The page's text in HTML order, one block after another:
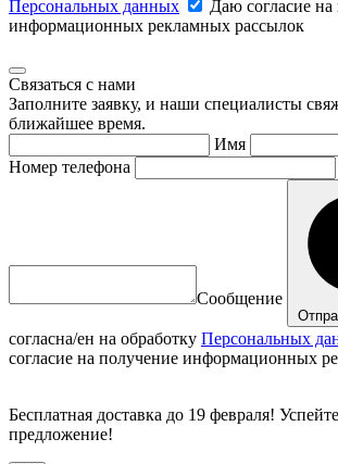
Персональных данных
Даю согласие на
информационных рекламных рассылок
Связаться с нами
Заполните заявку, и наши специалисты
ближайшее время.
Имя
Номер телефона
Сообщение
согласна/ен на обработку Персональных
согласие на получение информационных
Бесплатная доставка до 19 февраля!
предложение!